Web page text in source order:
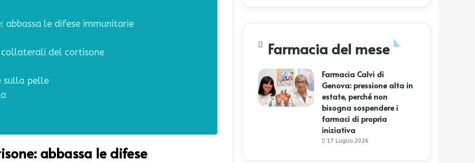
le difese immunitarie
del cortisone
sulla pelle
abbassa le difese
Farmacia del mese
Farmacia Calvi di
Genova: pressione alta in
estate, perché non
bisogna sospendere i
farmaci di propria
iniziativa
17 Luglio 2026